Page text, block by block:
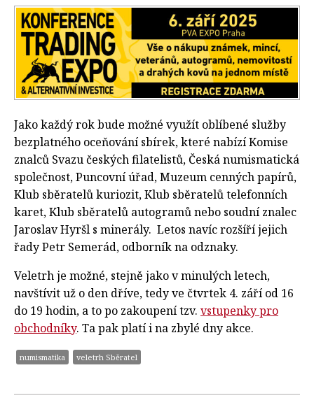
Jako každý rok bude možné využít oblíbené služby
bezplatného oceňování sbírek, které nabízí Komise
znalců Svazu českých filatelistů, Česká numismatická
společnost, Puncovní úřad, Muzeum cenných papírů,
Klub sběratelů kuriozit, Klub sběratelů telefonních
karet, Klub sběratelů autogramů nebo soudní znalec
Jaroslav Hyršl s minerály. Letos navíc rozšíří jejich
řady Petr Semerád, odborník na odznaky.
Veletrh je možné, stejně jako v minulých letech,
navštívit už o den dříve, tedy ve čtvrtek 4. září od 16
do 19 hodin, a to po zakoupení tzv. vstupenky pro
obchodníky. Ta pak platí i na zbylé dny akce.
numismatika veletrh Sběratel